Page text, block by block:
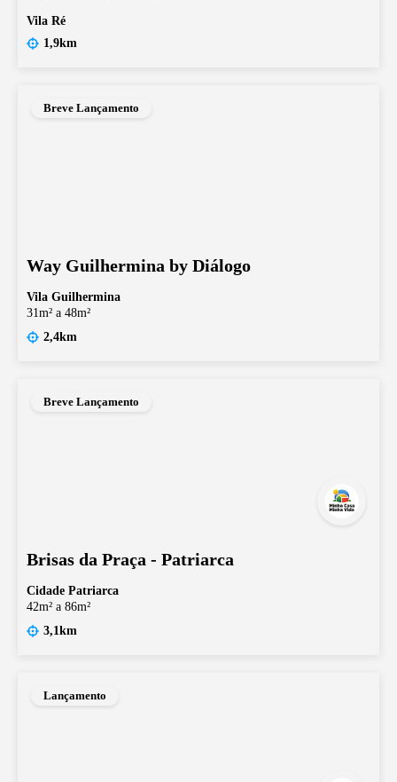
Vila Ré
1,9km
Breve Lançamento
Way Guilhermina by Diálogo
Vila Guilhermina
31m² a 48m²
2,4km
Breve Lançamento
Brisas da Praça - Patriarca
Cidade Patriarca
42m² a 86m²
3,1km
Lançamento